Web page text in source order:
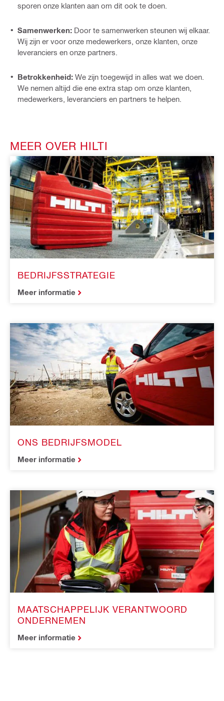
sporen onze klanten aan om dit ook te doen.
Samenwerken: Door te samenwerken steunen wij elkaar.
Wij zijn er voor onze medewerkers, onze klanten, onze
leveranciers en onze partners.
Betrokkenheid: We zijn toegewijd in alles wat we doen.
We nemen altijd die ene extra stap om onze klanten,
medewerkers, leveranciers en partners te helpen.
MEER OVER HILTI
BEDRIJFSSTRATEGIE
Meer informatie
ONS BEDRIJFSMODEL
Meer informatie
MAATSCHAPPELIJK VERANTWOORD
ONDERNEMEN
Meer informatie